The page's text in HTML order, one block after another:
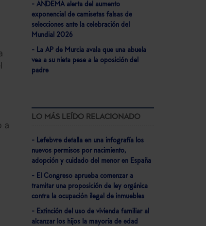
a
- ANDEMA alerta del aumento
exponencial de camisetas falsas de
selecciones ante la celebración del
Mundial 2026
- La AP de Murcia avala que una abuela
vea a su nieta pese a la oposición del
padre
LO MÁS LEÍDO RELACIONADO
- Lefebvre detalla en una infografía los
nuevos permisos por nacimiento,
adopción y cuidado del menor en España
- El Congreso aprueba comenzar a
tramitar una proposición de ley orgánica
contra la ocupación ilegal de inmuebles
- Extinción del uso de vivienda familiar al
alcanzar los hijos la mayoría de edad